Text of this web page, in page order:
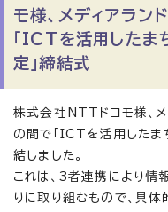
モ様、メディアラン
「ICTを活用した
定」締結式
株式会社NTTドコモ様、メ
の間で「ICTを活用したま
結しました。
これは、3者連携により情
りに取り組むもので、具体